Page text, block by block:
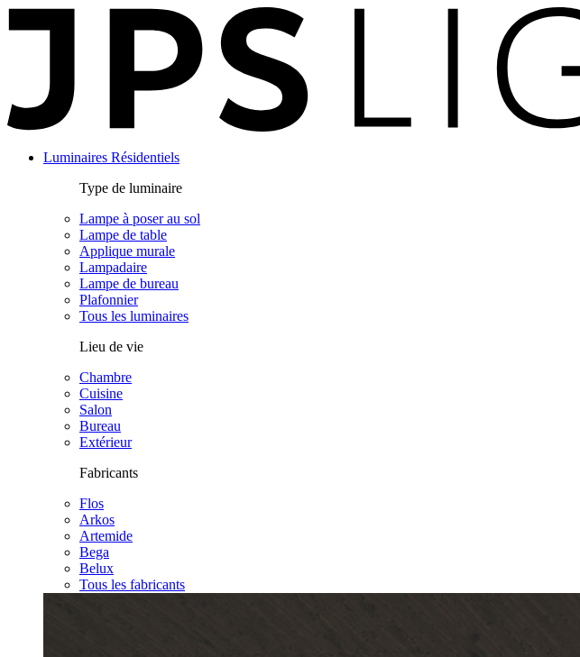
Luminaires Résidentiels
Type de luminaire
Lampe à poser au sol
Lampe de table
Applique murale
Lampadaire
Lampe de bureau
Plafonnier
Tous les luminaires
Lieu de vie
Chambre
Cuisine
Salon
Bureau
Extérieur
Fabricants
Flos
Arkos
Artemide
Bega
Belux
Tous les fabricants
Panneau de gestion des cookies